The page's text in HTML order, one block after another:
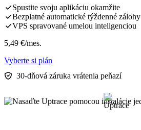
Spustite svoju aplikáciu okamžite
Bezplatné automatické týždenné zálohy
VPS spravované umelou inteligenciou
5,49 €/mes.
Vyberte si plán
30-dňová záruka vrátenia peňazí